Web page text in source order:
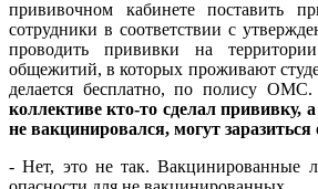
прививочном кабинете поставить
сотрудники в соответствии с
проводить прививки на
общежитий, в которых проживают
делается бесплатно, по полису
коллективе кто-то сделал прививку,
не вакцинировался, могут
- Нет, это не так. Вакцинированные